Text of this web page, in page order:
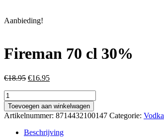
Aanbieding!
Fireman 70 cl 30%
€18.95 Oorspronkelijke
€18.95.
€16.95Huidige
€16.95.
Fireman
70
cl
30%
aantal
Toevoegen aan winkelwagen
Artikelnummer: 8714432100147 Categorie: Vodka
Beschrijving